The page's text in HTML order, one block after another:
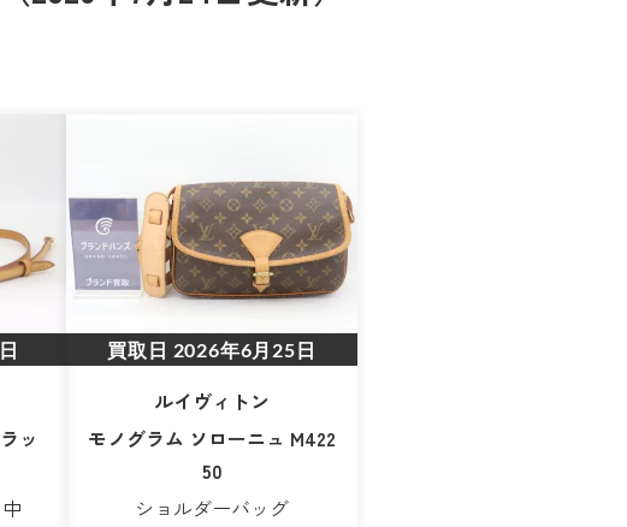
ッ
買取日 2026年6月25日
ルイヴィトン
モノグラム ソローニュ M422
50
ショルダーバッグ